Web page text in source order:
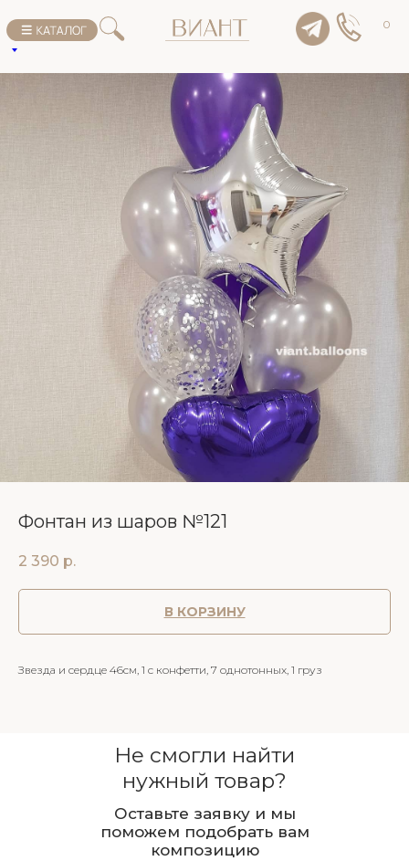
0
Фонтан из шаров №121
2 390 р.
В КОРЗИНУ
Звезда и сердце 46см, 1 с конфетти, 7 однотонных, 1 груз
Не смогли найти
нужный товар?
Оставьте заявку и мы
поможем подобрать вам
композицию